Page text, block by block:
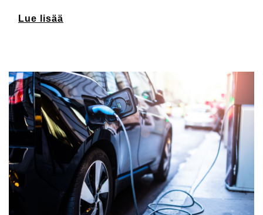
Lue lisää